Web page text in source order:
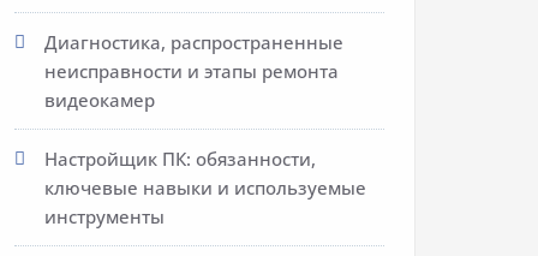
Диагностика, распространенные
неисправности и этапы ремонта
видеокамер
Настройщик ПК: обязанности,
ключевые навыки и используемые
инструменты